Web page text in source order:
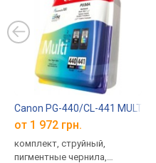
Canon PG-440/CL-441 MULTI
от 1 972 грн.
комплект, струйный,
пигментные чернила,